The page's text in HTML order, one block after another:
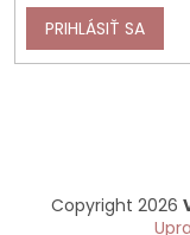
PRIHLÁSIŤ SA
Copyright 2026